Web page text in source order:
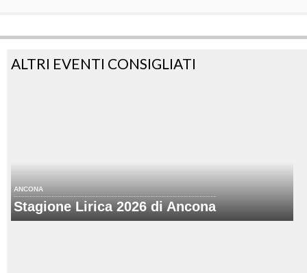
ALTRI EVENTI CONSIGLIATI
ANCONA
Stagione Lirica 2026 di Ancona